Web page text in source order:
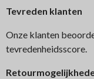
Tevreden klanten
Onze klanten
tevredenheidsscore.